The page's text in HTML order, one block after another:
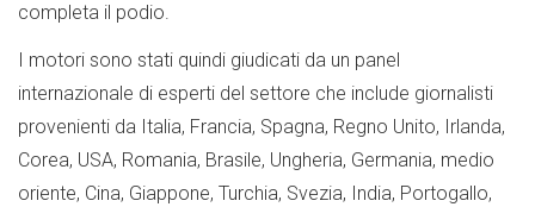
completa il podio.
I motori sono stati quindi giudicati da un panel
internazionale di esperti del settore che include giornalisti
provenienti da Italia, Francia, Spagna, Regno Unito, Irlanda,
Corea, USA, Romania, Brasile, Ungheria, Germania, medio
oriente, Cina, Giappone, Turchia, Svezia, India, Portogallo,